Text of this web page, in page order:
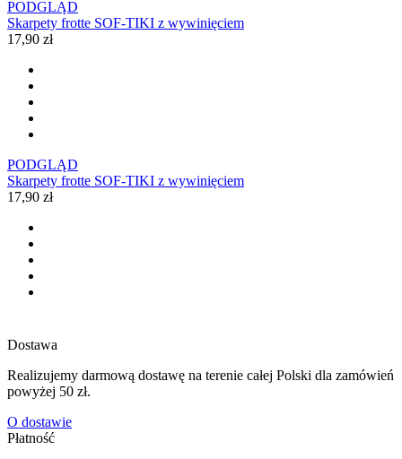
PODGLĄD
Skarpety frotte SOF-TIKI z wywinięciem
17,90 zł
PODGLĄD
Skarpety frotte SOF-TIKI z wywinięciem
17,90 zł
Dostawa
Realizujemy darmową dostawę na terenie całej Polski dla zamówień
powyżej 50 zł.
O dostawie
Płatność